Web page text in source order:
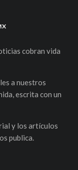
cobran vida
a nuestros
escrita con un
y los artículos
publica.